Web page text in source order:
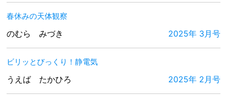
春休みの天体観察
のむら みづき 2025年 3月号
ビリッとびっくり！静電気
うえば たかひろ 2025年 2月号